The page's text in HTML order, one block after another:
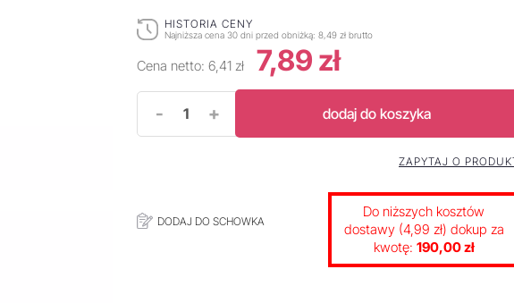
HISTORIA CENY
Najniższa cena 30 dni przed obniżką: 8,49 zł brutto
Cena netto: 6,41 zł 7,89 zł
- + dodaj do koszyka
DODAJ DO SCHOWKA
ZAPYTAJ O
Do niższych kosztów
dostawy (4,99 zł) dokup za
kwotę: 190,00 zł